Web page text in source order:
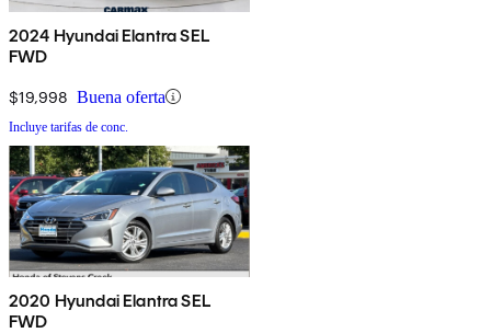
2024 Hyundai Elantra SEL
FWD
$19,998 Buena oferta
Incluye tarifas de conc.
2020 Hyundai Elantra SEL
FWD